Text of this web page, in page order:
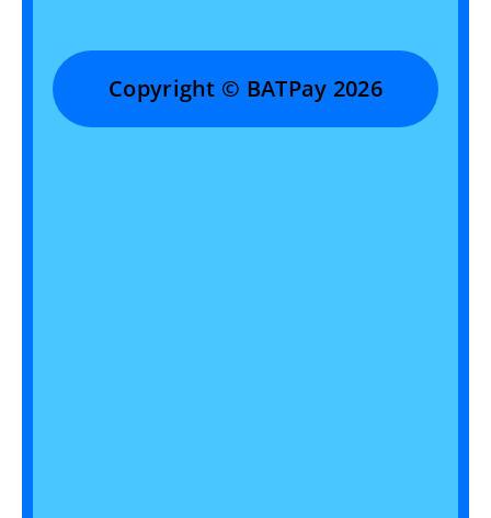
Copyright © BATPay 2026